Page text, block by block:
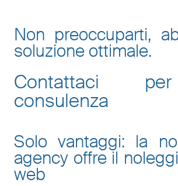
Non preoccuparti,
soluzione ottimale.
Contattaci
consulenza
Solo vantaggi: la
agency offre il
web